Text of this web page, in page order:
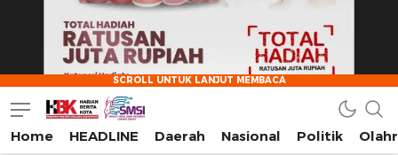
HarianBeritaKota
Mengabarkan Setiap Detil, Sudut, dan Cerita Kota
Home HEADLINE Daerah Nasional Politik